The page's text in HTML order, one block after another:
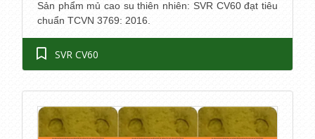
Sản phẩm mủ cao su thiên nhiên: SVR CV60 đạt tiêu
chuẩn TCVN 3769: 2016.
SVR CV60